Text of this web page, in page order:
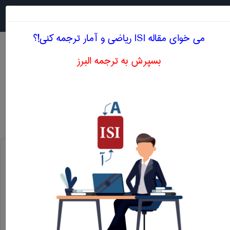
معادل انگلیسی برآورد میانه به روش وارون
ریاضی و آمار
برآورد میانه به روش وارون
می خوای مقاله ISI ریاضی و آمار ترجمه کنی!؟
بسپرش به ترجمه البرز